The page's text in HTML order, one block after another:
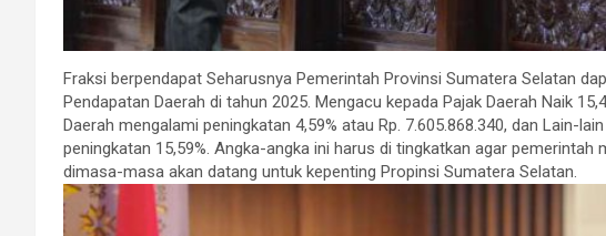
Fraksi berpendapat Seharusnya Pemerintah Provinsi Sumatera Selatan
Pendapatan Daerah di tahun 2025. Mengacu kepada Pajak Daerah Naik
Daerah mengalami peningkatan 4,59% atau Rp. 7.605.868.340, dan Lain-
peningkatan 15,59%. Angka-angka ini harus di tingkatkan agar pemerintah
dimasa-masa akan datang untuk kepenting Propinsi Sumatera Selatan.